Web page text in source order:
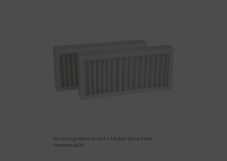
Für eine größere Ansicht klicken Sie auf das
Vorschaubild